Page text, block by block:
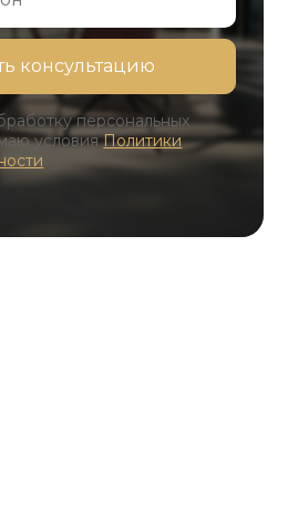
персональных
условияПолитики